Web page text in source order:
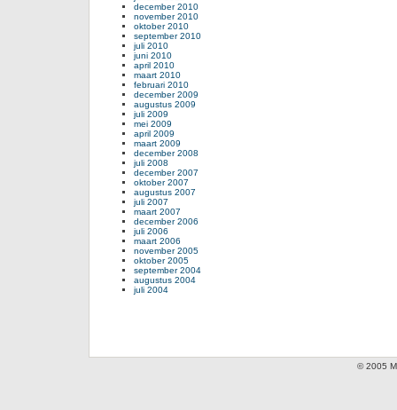
december 2010
november 2010
oktober 2010
september 2010
juli 2010
juni 2010
april 2010
maart 2010
februari 2010
december 2009
augustus 2009
juli 2009
mei 2009
april 2009
maart 2009
december 2008
juli 2008
december 2007
oktober 2007
augustus 2007
juli 2007
maart 2007
december 2006
juli 2006
maart 2006
november 2005
oktober 2005
september 2004
augustus 2004
juli 2004
© 2005